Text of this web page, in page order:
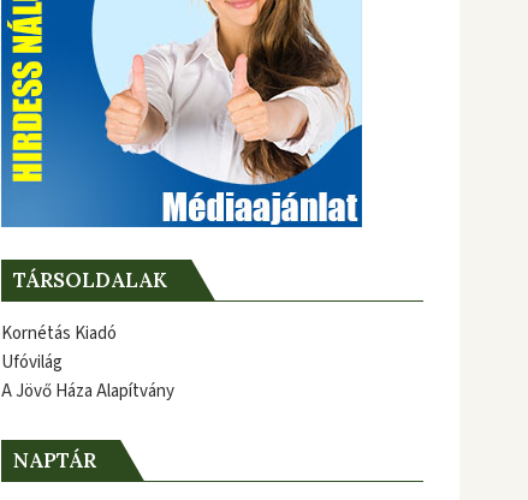
TÁRSOLDALAK
Kornétás Kiadó
Ufóvilág
A Jövő Háza Alapítvány
NAPTÁR